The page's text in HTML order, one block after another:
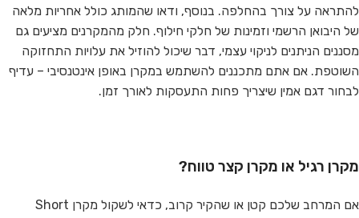
להתראה על צורך בהחלפה. בנוסף, ודאו שהמותג כולל אחריות מלאה
של היבואן הרשמי וזמינות של חלקי חילוף. חלק מהמקרנים מציעים גם
מסננים הניתנים לניקוי עצמי, דבר שיכול להוזיל את עלויות התחזוקה
השוטפת. אם אתם מתכננים להשתמש במקרן באופן אינטנסיבי – עדיף
לבחור דגם אמין שיצריך פחות התעסקות לאורך זמן.
מקרן רגיל או מקרן קצר טווח?
אם המרחב שלכם קטן או שהקיר קרוב, כדאי לשקול מקרן Short